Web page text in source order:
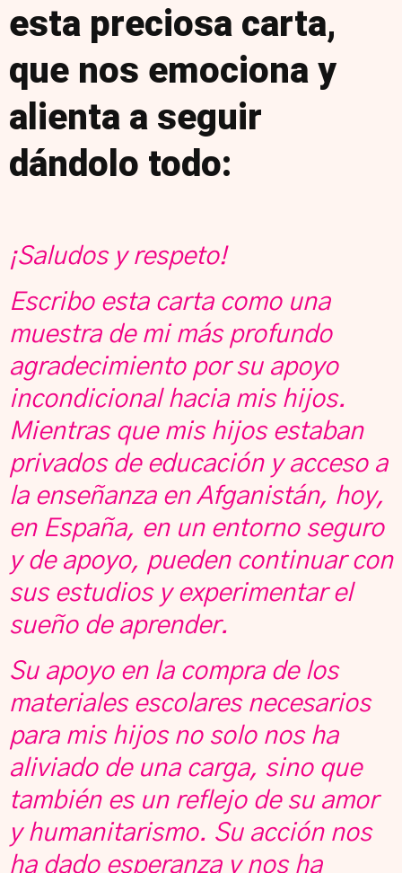
esta preciosa carta,
que nos emociona y
alienta a seguir
dándolo todo:
¡Saludos y respeto!
Escribo esta carta como una
muestra de mi más profundo
agradecimiento por su apoyo
incondicional hacia mis hijos.
Mientras que mis hijos estaban
privados de educación y acceso a
la enseñanza en Afganistán, hoy,
en España, en un entorno seguro
y de apoyo, pueden continuar con
sus estudios y experimentar el
sueño de aprender.
Su apoyo en la compra de los
materiales escolares necesarios
para mis hijos no solo nos ha
aliviado de una carga, sino que
también es un reflejo de su amor
y humanitarismo. Su acción nos
ha dado esperanza y nos ha